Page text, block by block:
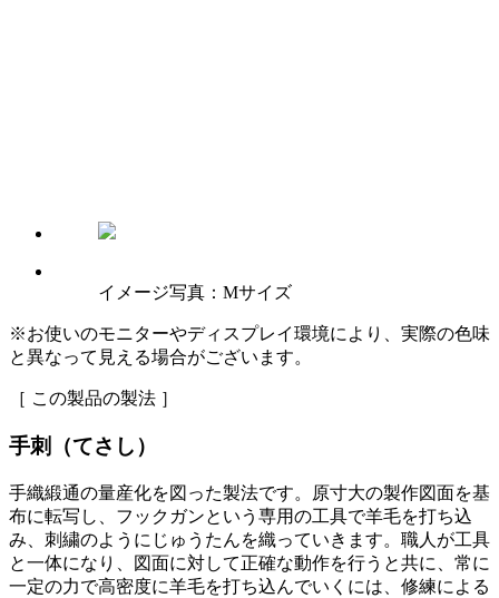
イメージ写真：Mサイズ
※お使いのモニターやディスプレイ環境により、実際の色味
と異なって見える場合がございます。
［ この製品の製法 ］
手刺（てさし）
手織緞通の量産化を図った製法です。原寸大の製作図面を基
布に転写し、フックガンという専用の工具で羊毛を打ち込
み、刺繍のようにじゅうたんを織っていきます。職人が工具
と一体になり、図面に対して正確な動作を行うと共に、常に
一定の力で高密度に羊毛を打ち込んでいくには、修練による